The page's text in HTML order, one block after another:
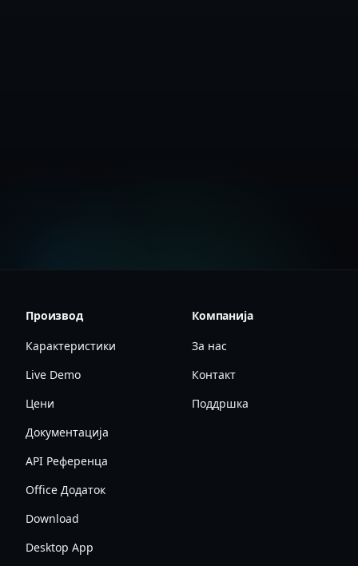
Производ
Карактеристики
Live Demo
Цени
Документација
API Референца
Office Додаток
Download
Desktop App
Компанија
За нас
Контакт
Поддршка